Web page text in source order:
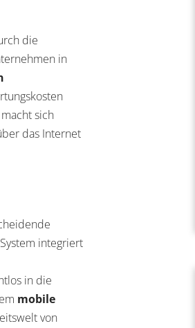
die
in
sich
das Internet
integriert
in die
mobile
von